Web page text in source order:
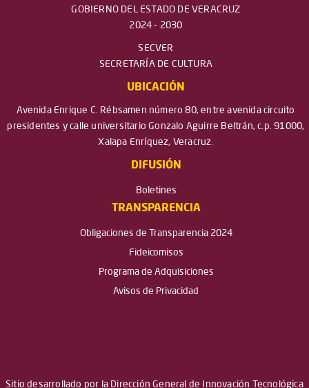
GOBIERNO DEL ESTADO DE VERACRUZ
2024 - 2030
SECVER
SECRETARÍA DE CULTURA
UBICACIÓN
Avenida Enrique C. Rébsamen número 80, entre avenida circuito
presidentes y calle universitario Gonzalo Aguirre Beltrán, c.p. 91000,
Xalapa Enríquez, Veracruz.
DIFUSIÓN
Boletines
TRANSPARENCIA
Obligaciones de Transparencia 2024
Fideicomisos
Programa de Adquisiciones
Avisos de Privacidad
Sitio desarrollado por la Dirección General de Innovación Tecnológica